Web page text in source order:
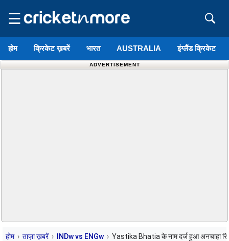
☰
होम क्रिकेट ख़बरें भारत AUSTRALIA इंग्लैंड क्रिकेट
ADVERTISEMENT
होम ताज़ा ख़बरें INDw vs ENGw Yastika Bhatia के नाम दर्ज हुआ अनचाहा